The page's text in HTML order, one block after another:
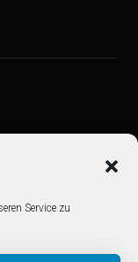
Service zu